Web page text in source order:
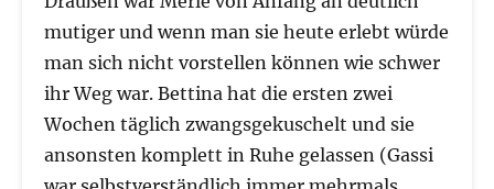
mutiger und wenn man sie heute erlebt würde
man sich nicht vorstellen können wie schwer
ihr Weg war. Bettina hat die ersten zwei
Wochen täglich zwangsgekuschelt und sie
ansonsten komplett in Ruhe gelassen (Gassi